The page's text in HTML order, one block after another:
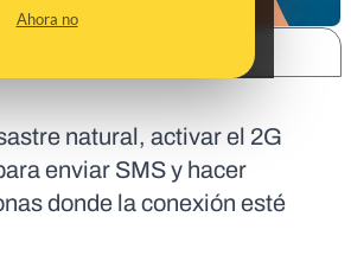
Ahora no
natural, activar el 2G
enviar SMS y hacer
donde la conexión esté